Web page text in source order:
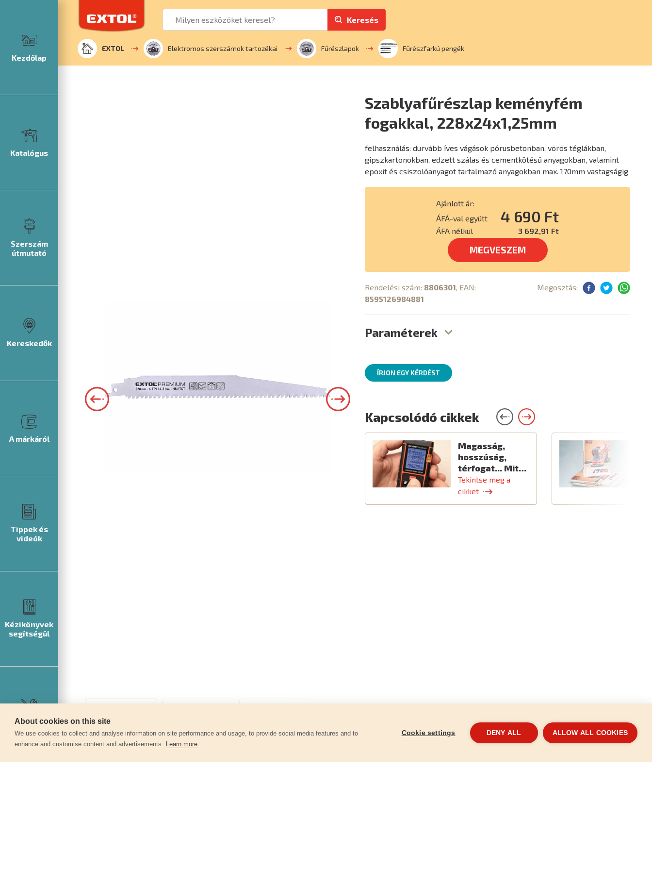
Kezdőlap
Katalógus
Szerszám
útmutató
Kereskedők
A márkáról
Tippek és
videók
Kézikönyvek
segítségül
Szerviz
Keresés
EXTOL Elektromos szerszámok tartozékai Fűrészlapok Fűrészfarkú pengék
Szablyafűrészlap keményfém
fogakkal, 228x24x1,25mm
felhasználás: durvább íves vágások pórusbetonban, vörös téglákban,
gipszkartonokban, edzett szálas és cementkötésű anyagokban, valamint
epoxit és csiszolóanyagot tartalmazó anyagokban max. 170mm vastagságig
Ajánlott ár:
ÁFÁ-val együtt
4 690 Ft
ÁFA nélkül 3 692,91 Ft
MEGVESZEM
Rendelési szám: 8806301, EAN:
8595126984881
Megosztás:
Paraméterek
ÍRJON EGY KÉRDÉST
Kapcsolódó cikkek
Magasság,
hosszúság,
térfogat... Mit…
Tekintse meg a
cikket
About cookies on this site
We use cookies to collect and analyse information on site performance and usage, to provide social media features and to
enhance and customise content and advertisements. Learn more
Cookie settings DENY ALL ALLOW ALL COOKIES